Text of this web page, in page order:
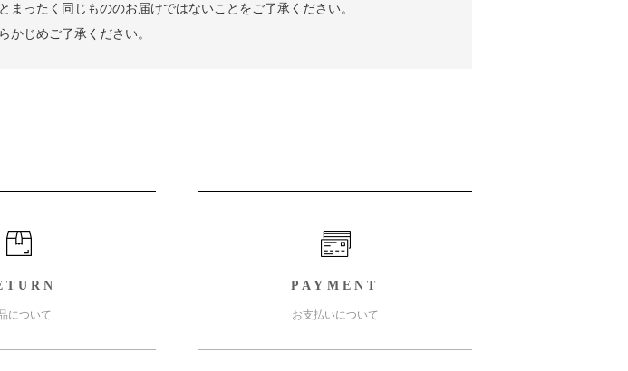
ったく同じもののお届けではないことをご了承ください。
かじめご了承ください。
について
PAYMENT
お支払いについて